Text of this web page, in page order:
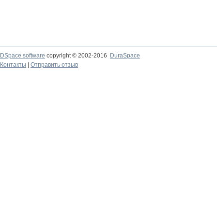
DSpace software copyright © 2002-2016
DuraSpace
Контакты
Отправить отзыв